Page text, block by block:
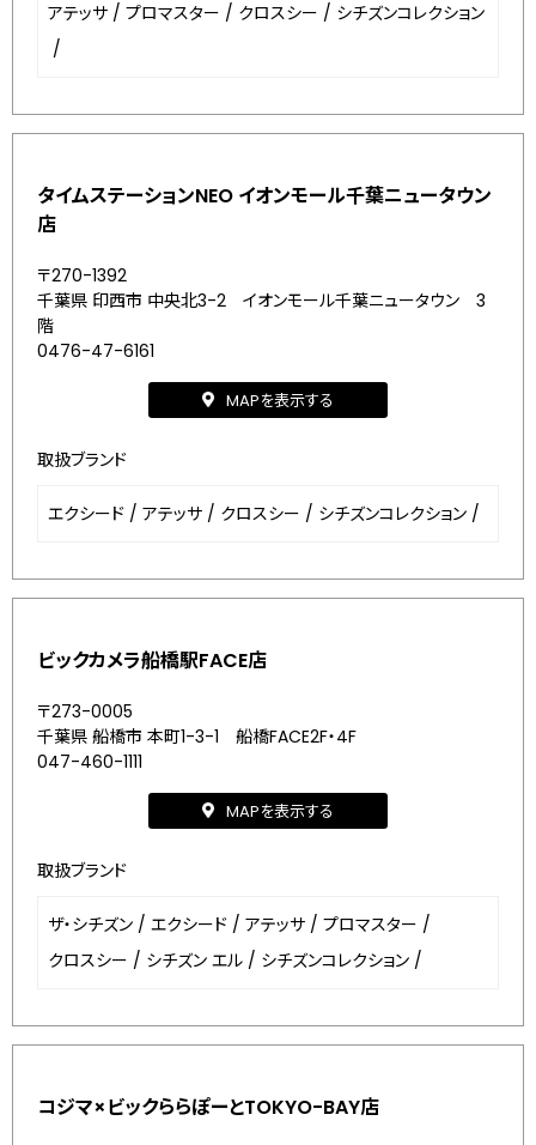
アテッサ / プロマスター / クロスシー / シチズンコレクション
/
タイムステーションNEO イオンモール千葉ニュータウン
店
〒270-1392
千葉県 印西市 中央北3-2 イオンモール千葉ニュータウン 3
階
0476-47-6161
MAPを表示する
取扱ブランド
エクシード / アテッサ / クロスシー / シチズンコレクション /
ビックカメラ船橋駅FACE店
〒273-0005
千葉県 船橋市 本町1-3-1 船橋FACE2F・4F
047-460-1111
MAPを表示する
取扱ブランド
ザ・シチズン / エクシード / アテッサ / プロマスター /
クロスシー / シチズン エル / シチズンコレクション /
コジマ×ビックららぽーとTOKYO-BAY店